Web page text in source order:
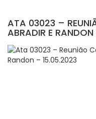
ATA 03023 –
ABRADIR E